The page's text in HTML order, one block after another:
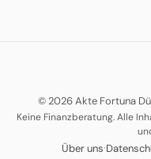
© 2026 Akte Fortuna
Keine Finanzberatung. Alle
Über uns·